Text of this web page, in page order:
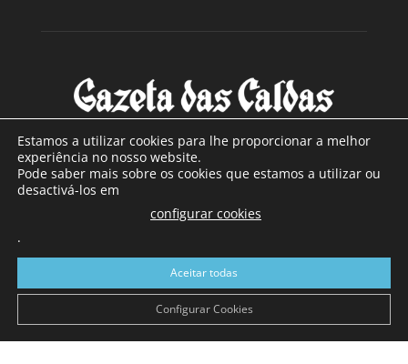
SOBRE NÓS
Com sede nas Caldas da Rainha e mais de 90 anos de
a sul de distrito de Leiria, com mais de 40.000 leitores por
toda a região Oeste. Jornal com distribuição em Portugal
Continental e assinatura online.
Estamos a utilizar cookies para lhe proporcionar a melhor
experiência no nosso website.
Pode saber mais sobre os cookies que estamos a utilizar ou
desactivá-los em
configurar cookies
.
Aceitar todas
Configurar Cookies